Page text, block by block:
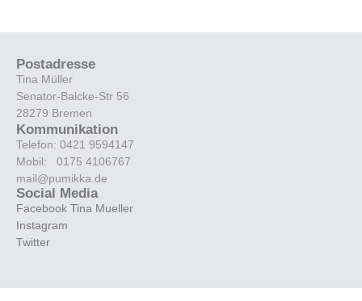
Postadresse
Tina Müller
Senator-Balcke-Str 56
28279 Bremen
Kommunikation
Telefon: 0421 9594147
Mobil: 0175 4106767
mail@pumikka.de
Social Media
Facebook Tina Mueller
Instagram
Twitter